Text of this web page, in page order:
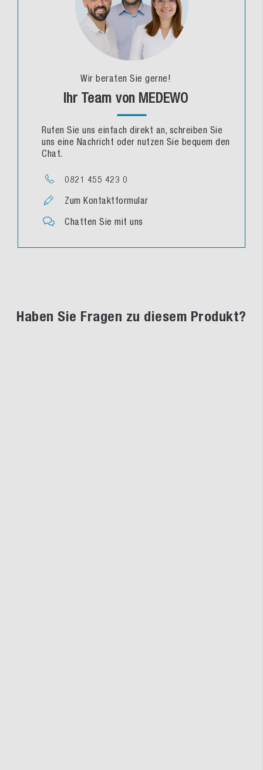
Wir beraten Sie gerne!
Ihr Team von MEDEWO
Rufen Sie uns einfach direkt an, schreiben Sie
uns eine Nachricht oder nutzen Sie bequem den
Chat.
0821 455 423 0
Zum Kontaktformular
Chatten Sie mit uns
Haben Sie Fragen zu diesem Produkt?